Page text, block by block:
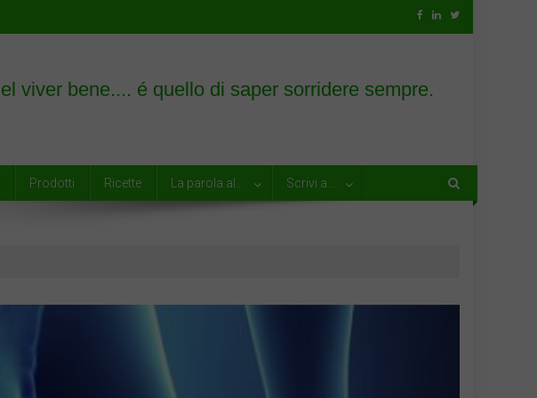
Prodotti Ricette La parola al… Scrivi a…